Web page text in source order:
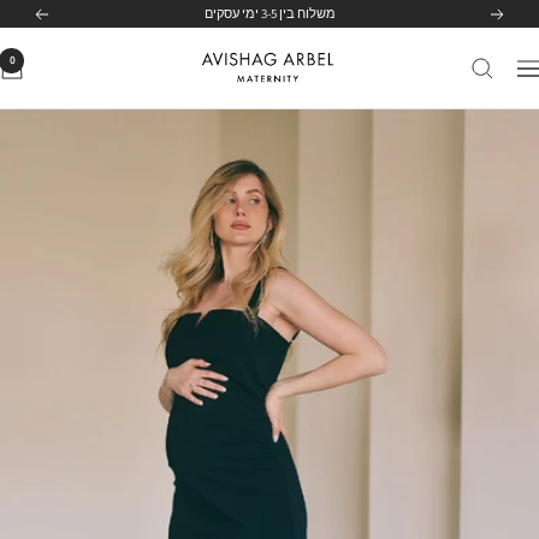
הקודם משלוח בין 3-5 ימי עסקים הבא
ניווט
Avishag
0